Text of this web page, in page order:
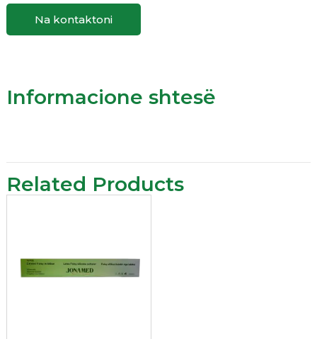
Na kontaktoni
Informacione shtesë
Related Products